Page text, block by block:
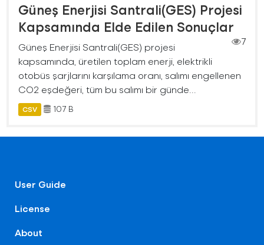
Güneş Enerjisi Santrali(GES) Projesi
Kapsamında Elde Edilen Sonuçlar
7
Güneş Enerjisi Santrali(GES) projesi
kapsamında, üretilen toplam enerji, elektrikli
otobüs şarjlarını karşılama oranı, salımı engellenen
CO2 eşdeğeri, tüm bu salımı bir günde...
CSV 107 B
User Guide
License
About